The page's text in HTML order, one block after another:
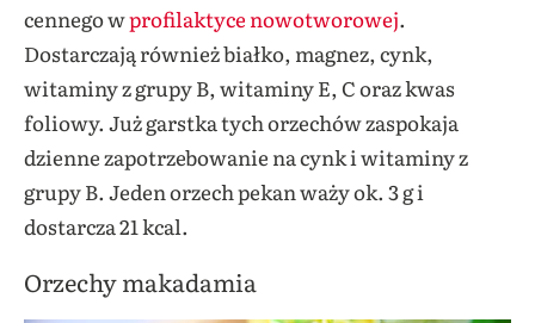
cennego wprofilaktyce nowotworowej.
Dostarczają również białko, magnez, cynk,
witaminy z grupy B, witaminy E, C oraz kwas
foliowy. Już garstka tych orzechów zaspokaja
dzienne zapotrzebowanie na cynk i witaminy z
grupy B. Jeden orzech pekan waży ok. 3 g i
dostarcza 21 kcal.
Orzechy makadamia